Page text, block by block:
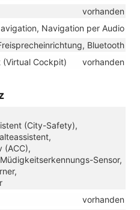
vorhanden
Navigation per Audio
Bluetooth
(Virtual Cockpit)
vorhanden
(City-Safety),
(ACC),
Sensor,
vorhanden